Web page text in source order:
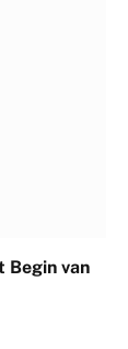
Begin van